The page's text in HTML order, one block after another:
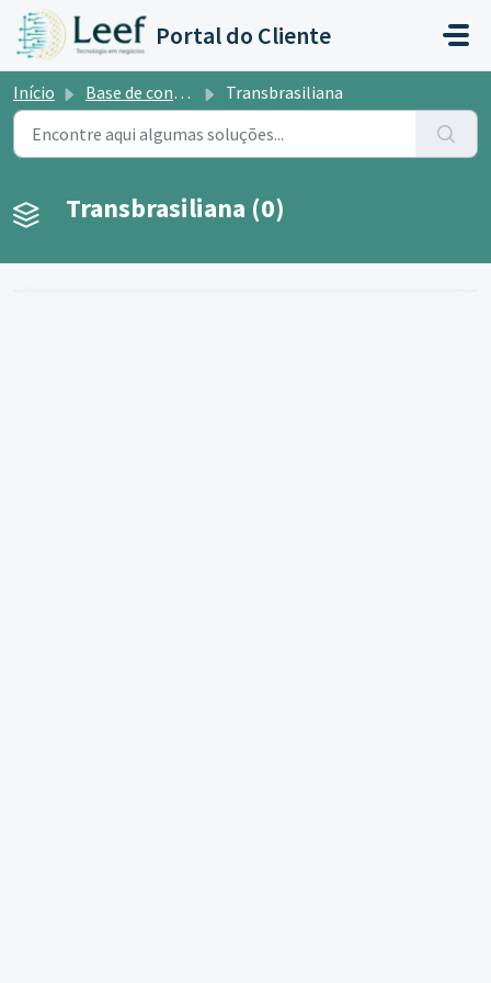
Ir para o conteúdo principal
Portal do Cliente
Início Base de conhecimento Transbrasiliana
Transbrasiliana (0)